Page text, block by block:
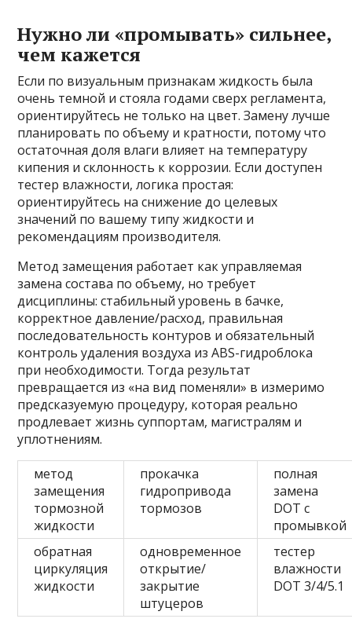
Нужно ли «промывать» сильнее,
чем кажется
Если по визуальным признакам жидкость была
очень темной и стояла годами сверх регламента,
ориентируйтесь не только на цвет. Замену лучше
планировать по объему и кратности, потому что
остаточная доля влаги влияет на температуру
кипения и склонность к коррозии. Если доступен
тестер влажности, логика простая:
ориентируйтесь на снижение до целевых
значений по вашему типу жидкости и
рекомендациям производителя.
Метод замещения работает как управляемая
замена состава по объему, но требует
дисциплины: стабильный уровень в бачке,
корректное давление/расход, правильная
последовательность контуров и обязательный
контроль удаления воздуха из ABS-гидроблока
при необходимости. Тогда результат
превращается из «на вид поменяли» в измеримо
предсказуемую процедуру, которая реально
продлевает жизнь суппортам, магистралям и
уплотнениям.
метод
замещения
тормозной
жидкости
прокачка
гидропривода
тормозов
полная
замена
DOT с
промывкой
обратная
циркуляция
жидкости
одновременное
открытие/
закрытие
штуцеров
тестер
влажности
DOT 3/4/5.1